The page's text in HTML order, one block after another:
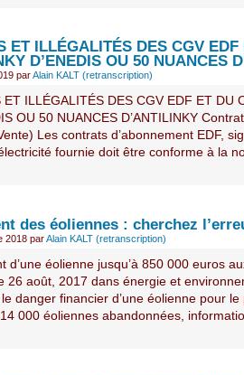
ET ILLÉGALITÉS DES CGV EDF
D’ENEDIS OU 50 NUANCES
parAlain KALT (retranscription)
ET ILLÉGALITÉS DES CGV EDF ET DU
OU 50 NUANCES D’ANTILINKY
Les contrats d’abonnement EDF,
fournie doit être conforme à la
des éoliennes : cherchez
2018 parAlain KALT (retranscription)
d’une éolienne jusqu’à 850 000 euros
26 août, 2017 dans énergie et
danger financier d’une éolienne pour
000 éoliennes abandonnées,